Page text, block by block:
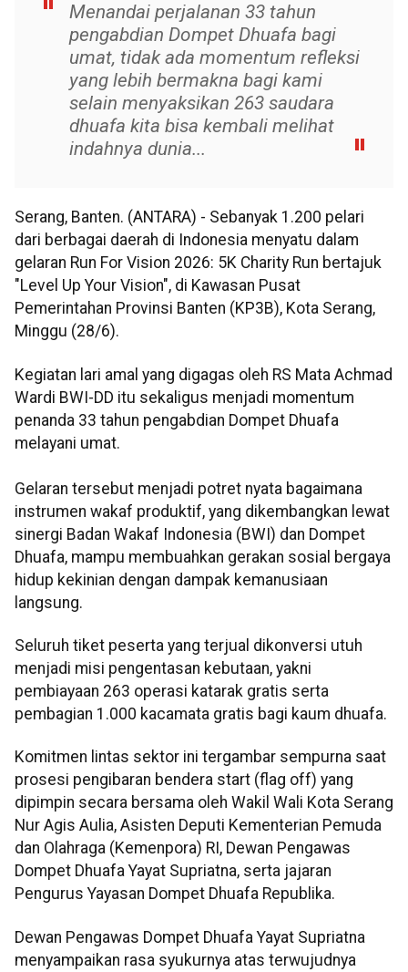
Menandai perjalanan 33 tahun
pengabdian Dompet Dhuafa bagi
umat, tidak ada momentum refleksi
yang lebih bermakna bagi kami
selain menyaksikan 263 saudara
dhuafa kita bisa kembali melihat
indahnya dunia...
Serang, Banten. (ANTARA) - Sebanyak 1.200 pelari
dari berbagai daerah di Indonesia menyatu dalam
gelaran Run For Vision 2026: 5K Charity Run bertajuk
"Level Up Your Vision", di Kawasan Pusat
Pemerintahan Provinsi Banten (KP3B), Kota Serang,
Minggu (28/6).
Kegiatan lari amal yang digagas oleh RS Mata Achmad
Wardi BWI-DD itu sekaligus menjadi momentum
penanda 33 tahun pengabdian Dompet Dhuafa
melayani umat.
Gelaran tersebut menjadi potret nyata bagaimana
instrumen wakaf produktif, yang dikembangkan lewat
sinergi Badan Wakaf Indonesia (BWI) dan Dompet
Dhuafa, mampu membuahkan gerakan sosial bergaya
hidup kekinian dengan dampak kemanusiaan
langsung.
Seluruh tiket peserta yang terjual dikonversi utuh
menjadi misi pengentasan kebutaan, yakni
pembiayaan 263 operasi katarak gratis serta
pembagian 1.000 kacamata gratis bagi kaum dhuafa.
Komitmen lintas sektor ini tergambar sempurna saat
prosesi pengibaran bendera start (flag off) yang
dipimpin secara bersama oleh Wakil Wali Kota Serang
Nur Agis Aulia, Asisten Deputi Kementerian Pemuda
dan Olahraga (Kemenpora) RI, Dewan Pengawas
Dompet Dhuafa Yayat Supriatna, serta jajaran
Pengurus Yayasan Dompet Dhuafa Republika.
Dewan Pengawas Dompet Dhuafa Yayat Supriatna
menyampaikan rasa syukurnya atas terwujudnya